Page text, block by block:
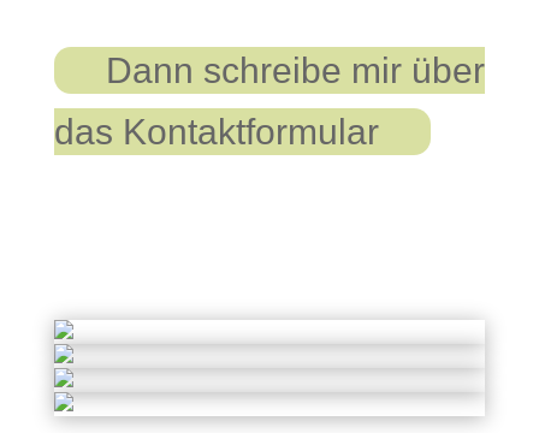
Dann schreibe mir über
das Kontaktformular